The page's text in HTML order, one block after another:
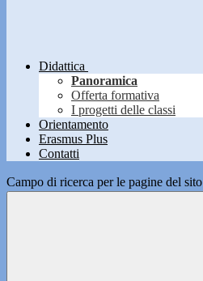
Didattica
Panoramica
Offerta formativa
I progetti delle classi
Orientamento
Erasmus Plus
Contatti
Campo di ricerca per le pagine del sito